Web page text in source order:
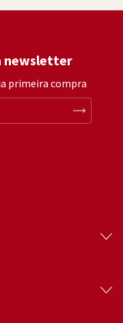
newsletter
primeira compra